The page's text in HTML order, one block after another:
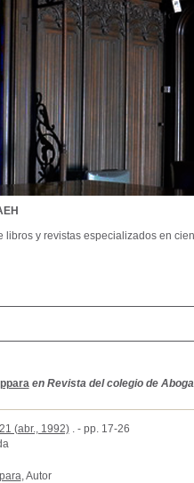
en Revista del colegio de
(abr., 1992). - pp. 17-26
, Autor
y revistas especializados en